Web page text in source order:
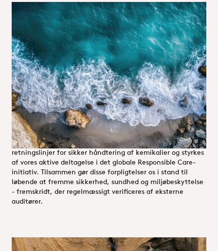
Miljø
Vi er forpligtet til at minimere klimapåvirkende emissioner,
hvor det er muligt, ved at skabe løbende forbedringer af
miljøpræstationen i hele vores værdikæde. Det omfatter alt
fra optimering af råmateriale og energiforbrug til forædling
af fabriksprocesser, transport og genbrug eller bortskaffelse
af produkter. Vi foretrækker også leverandører og partnere,
som ikke kun udviser kompetence og pålidelighed, men som
også deler vores virksomhedsprincipper.
Vores handlinger er forankret i kemikalieindustriens
retningslinjer for sikker håndtering af kemikalier og styrkes
af vores aktive deltagelse i det globale Responsible Care-
initiativ. Tilsammen gør disse forpligtelser os i stand til
løbende at fremme sikkerhed, sundhed og miljøbeskyttelse
- fremskridt, der regelmæssigt verificeres af eksterne
auditører.